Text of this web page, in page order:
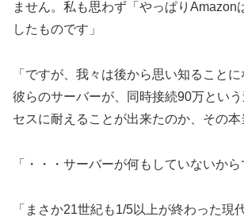
ません。私も思わず「やっぱりAmazon
したものです」
「ですが、我々は後から思い知ることに
彼らのサーバーが、同時接続90万とい
セスに耐えることが出来たのか、その本
「・・・サーバーが何もしていないから
「まさか21世紀も1/5以上が終わった現